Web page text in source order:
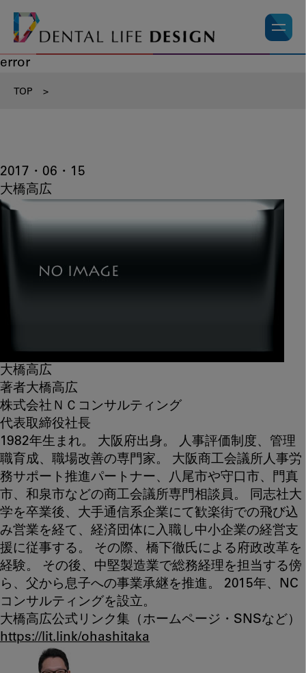
error
TOP >
2017・06・15
大橋高広
大橋高広
著者大橋高広
株式会社ＮＣコンサルティング
代表取締役社長
1982年生まれ。 大阪府出身。 人事評価制度、管理
職育成、職場改善の専門家。 大阪商工会議所人事労
務サポート推進パートナー、八尾市や守口市、門真
市、和泉市などの商工会議所専門相談員。 同志社大
学を卒業後、大手通信系企業にて歓楽街での飛び込
み営業を経て、経済団体に入職し中小企業の経営支
援に従事する。 その際、橋下徹氏による府政改革を
経験。 その後、中堅製造業で総務経理を担当する傍
ら、父から息子への事業承継を推進。 2015年、NC
コンサルティングを設立。
大橋高広公式リンク集（ホームページ・SNSなど）
https://lit.link/ohashitaka